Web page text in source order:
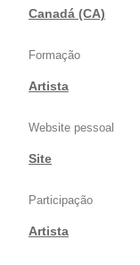
Canadá (CA)
Formação
Artista
Website pessoal
Site
Participação
Artista